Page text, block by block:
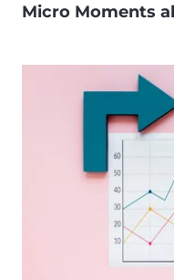
Micro Moments